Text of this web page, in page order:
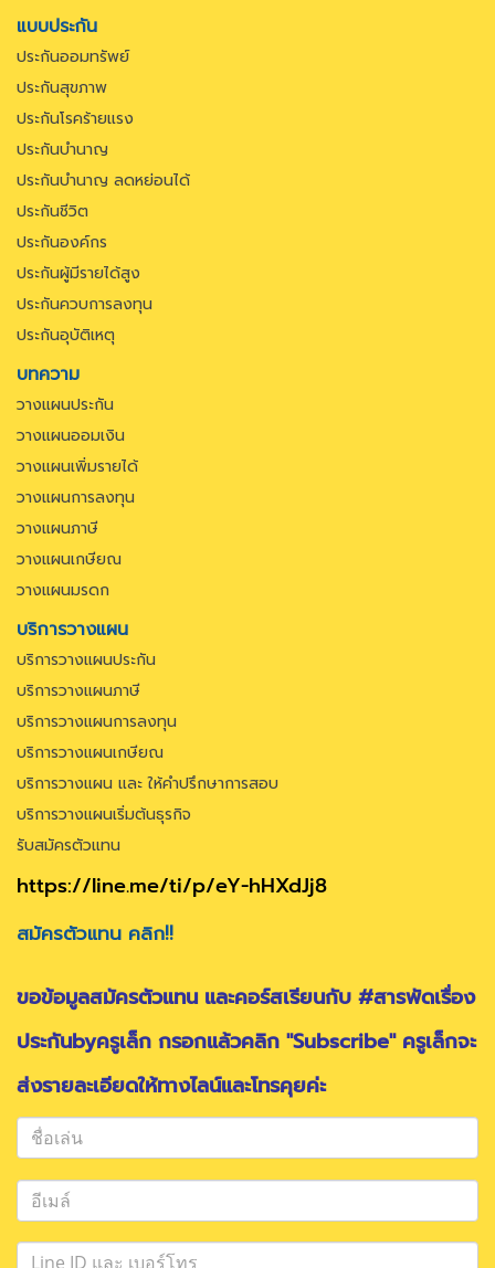
แบบประกัน
ประกันออมทรัพย์
ประกันสุขภาพ
ประกันโรคร้ายแรง
ประกันบำนาญ
ประกันบำนาญ ลดหย่อนได้
ประกันชีวิต
ประกันองค์กร
ประกันผู้มีรายได้สูง
ประกันควบการลงทุน
ประกันอุบัติเหตุ
บทความ
วางแผนประกัน
วางแผนออมเงิน
วางแผนเพิ่มรายได้
วางแผนการลงทุน
วางแผนภาษี
วางแผนเกษียณ
วางแผนมรดก
บริการวางแผน
บริการวางแผนประกัน
บริการวางแผนภาษี
บริการวางแผนการลงทุน
บริการวางแผนเกษียณ
บริการวางแผน และ ให้คำปรึกษาการสอบ
บริการวางแผนเริ่มต้นธุรกิจ
รับสมัครตัวแทน
https://line.me/ti/p/eY-hHXdJj8
สมัครตัวแทน คลิก!!
ขอข้อมูลสมัครตัวแทน และคอร์สเรียนกับ #สารพัดเรื่อง
ประกันbyครูเล็ก กรอกแล้วคลิก "Subscribe" ครูเล็กจะ
ส่งรายละเอียดให้ทางไลน์และโทรคุยค่ะ